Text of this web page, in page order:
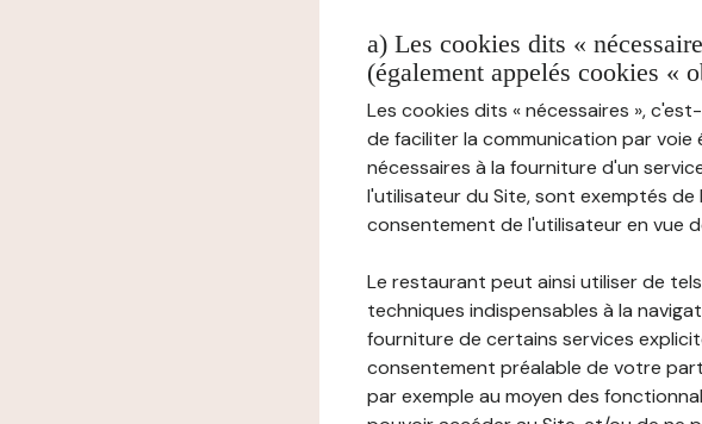
a) Les cookies dits «
(également appelés cookies «
Les cookies dits « nécessaires »,
de faciliter la communication par
nécessaires à la fourniture d'un
l'utilisateur du Site, sont exemptés
consentement de l'utilisateur en vue
Le restaurant peut ainsi utiliser de
techniques indispensables à la
fourniture de certains services
consentement préalable de votre
par exemple au moyen des